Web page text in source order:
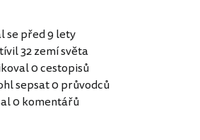
se před 9 lety
32 zemí světa
0 cestopisů
sepsat 0 průvodců
0 komentářů